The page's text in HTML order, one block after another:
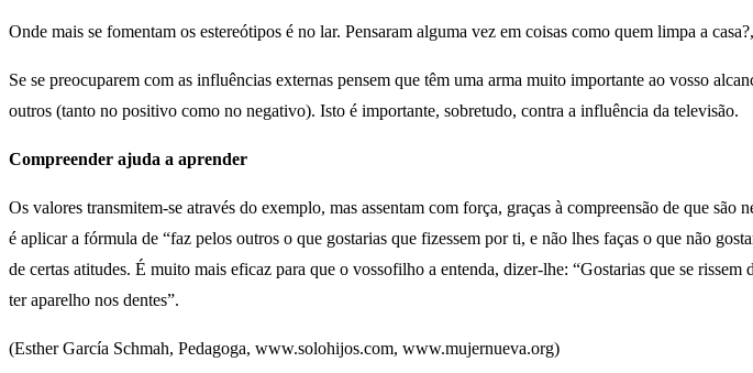
Onde mais se fomentam os estereótipos é no lar. Pensaram alguma vez em coisas como quem limpa a
Se se preocuparem com as influências externas pensem que têm uma arma muito importante ao vosso
outros (tanto no positivo como no negativo). Isto é importante, sobretudo, contra a influência da televisão.
Compreender ajuda a aprender
Os valores transmitem-se através do exemplo, mas assentam com força, graças à compreensão de que
é aplicar a fórmula de “faz pelos outros o que gostarias que fizessem por ti, e não lhes faças o que não
de certas atitudes. É muito mais eficaz para que o vossofilho a entenda, dizer-lhe: “Gostarias que se
ter aparelho nos dentes”.
(Esther García Schmah, Pedagoga, www.solohijos.com, www.mujernueva.org)